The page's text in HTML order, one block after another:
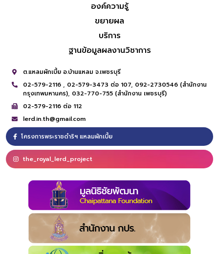
องค์ความรู้
ขยายผล
บริการ
ฐานข้อมูลผลงานวิชาการ
ต.แหลมผักเบี้ย อ.บ้านแหลม จ.เพชรบุรี
02-579-2116 , 02-579-3473 ต่อ 107, 092-2730546 (สำนักงาน
กรุงเทพมหานคร), 032-770-755 (สำนักงาน เพชรบุรี)
02-579-2116 ต่อ 112
lerd.in.th@gmail.com
โครงการพระราชดำริฯ แหลมผักเบี้ย
the_royal_lerd_project